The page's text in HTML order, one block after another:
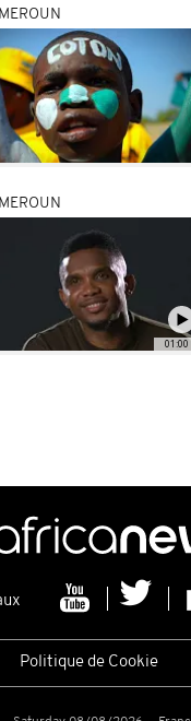
01:00
Politique de Cookie